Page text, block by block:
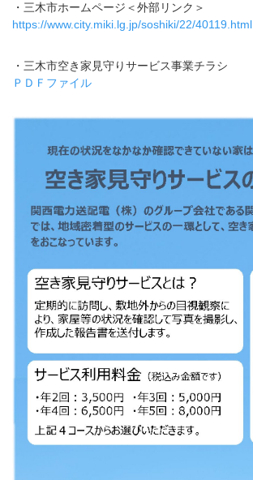
・三木市ホームページ＜外部リンク＞
https://www.city.miki.lg.jp/soshiki/22/40119.html
・三木市空き家見守りサービス事業チラシ
ＰＤＦファイル